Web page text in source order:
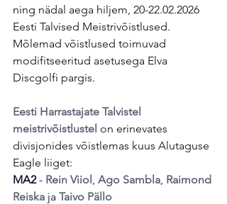
ning nädal aega hiljem, 20-22.02.2026
Eesti Talvised Meistrivõistlused.
Mõlemad võistlused toimuvad
modifitseeritud asetusega Elva
Discgolfi pargis.
Eesti Harrastajate Talvistel
meistrivõistlustel on erinevates
divisjonides võistlemas kuus Alutaguse
Eagle liiget:
MA2 - Rein Viiol, Ago Sambla, Raimond
Reiska ja Taivo Pällo